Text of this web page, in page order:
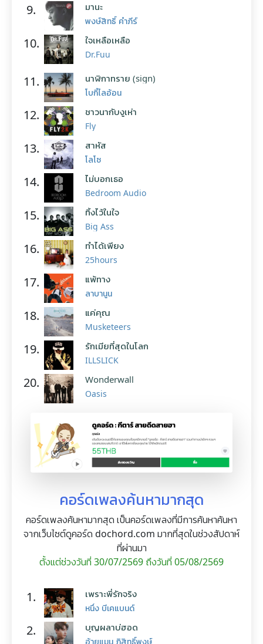
9. มานะ
พงษ์สิทธิ์ คำภีร์
10. ใจเหลือเหลือ
Dr.Fuu
11. นาฬิกาทราย (sign)
โบกี้ไลอ้อน
12. ชาวนากับงูเห่า
Fly
13. สาหัส
โลโซ
14. ไม่บอกเธอ
Bedroom Audio
15. ทิ้งไว้ในใจ
Big Ass
16. ทำได้เพียง
25hours
17. แพ้ทาง
ลาบานูน
18. แค่คุณ
Musketeers
19. รักเมียที่สุดในโลก
ILLSLICK
20. Wonderwall
Oasis
คอร์ดเพลงค้นหามากสุด
คอร์ดเพลงค้นหามากสุด เป็นคอร์ดเพลงที่มีการค้นหาค้นหา
จากเว็บไซต์ดูคอร์ด dochord.com มากที่สุดในช่วงสัปดาห์
ที่ผ่านมา
ตั้งแต่ช่วงวันที่ 30/07/2569 ถึงวันที่ 05/08/2569
1. เพราะพี่รักจริง
หนึ่ง บีเคแบนด์
2. บุญผลาบ่ฮอด
อ้ายแมน ภิสิทธิ์พงษ์